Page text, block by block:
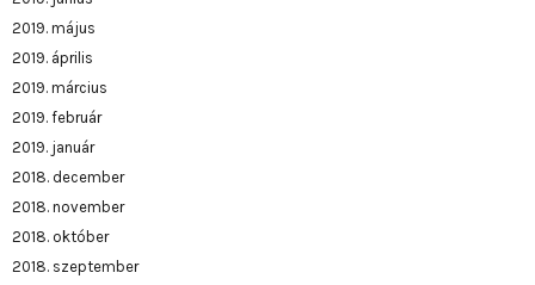
2019. május
2019. április
2019. március
2019. február
2019. január
2018. december
2018. november
2018. október
2018. szeptember